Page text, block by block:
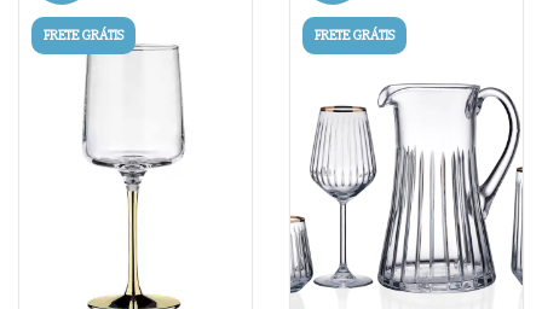
FRETE GRÁTIS FRETE GRÁTIS